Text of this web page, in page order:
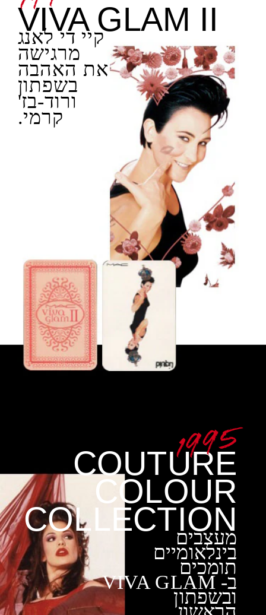
VIVA GLAM II
קיי די לאנג
מרגישה
את האהבה
בשפתון
ורוד-בז'
קרמי.
COUTURE
COLOUR
COLLECTION
מעצבים
בינלאומיים
תומכים
ב- VIVA GLAM
ובשפתון